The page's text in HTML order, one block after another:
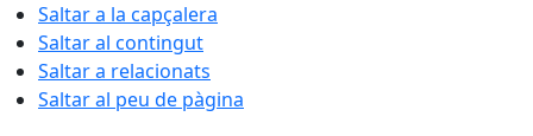
Saltar a la capçalera
Saltar al contingut
Saltar a relacionats
Saltar al peu de pàgina